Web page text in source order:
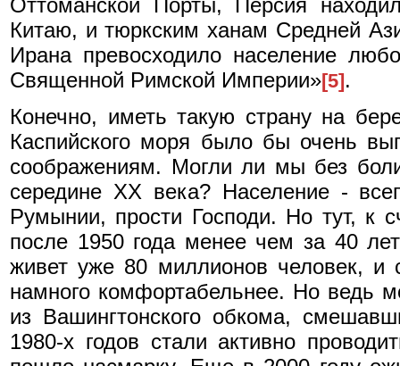
Китаю, и тюркским ханам Средней
Ирана превосходило население
Священной Римской Империи»[5] .
Конечно, иметь такую страну на
Каспийского моря было бы очень
соображениям. Могли ли мы без
середине ХХ века? Население -
Румынии, прости Господи. Но тут, к
после 1950 года менее чем за 40
живет уже 80 миллионов человек, и
намного комфортабельнее. Но ведь
из Вашингтонского обкома,
1980-х годов стали активно